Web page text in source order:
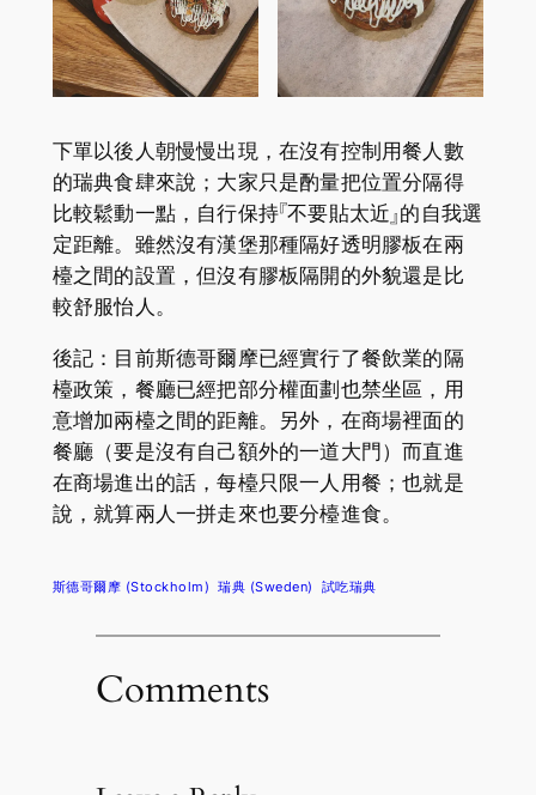
下單以後人朝慢慢出現，在沒有控制用餐人數
的瑞典食肆來說；大家只是酌量把位置分隔得
比較鬆動一點，自行保持『不要貼太近』的自我選
定距離。雖然沒有漢堡那種隔好透明膠板在兩
檯之間的設置，但沒有膠板隔開的外貌還是比
較舒服怡人。
後記：目前斯德哥爾摩已經實行了餐飲業的隔
檯政策，餐廳已經把部分權面劃也禁坐區，用
意增加兩檯之間的距離。另外，在商場裡面的
餐廳（要是沒有自己額外的一道大門）而直進
在商場進出的話，每檯只限一人用餐；也就是
說，就算兩人一拼走來也要分檯進食。
斯德哥爾摩 (Stockholm) 瑞典 (Sweden) 試吃瑞典
Comments